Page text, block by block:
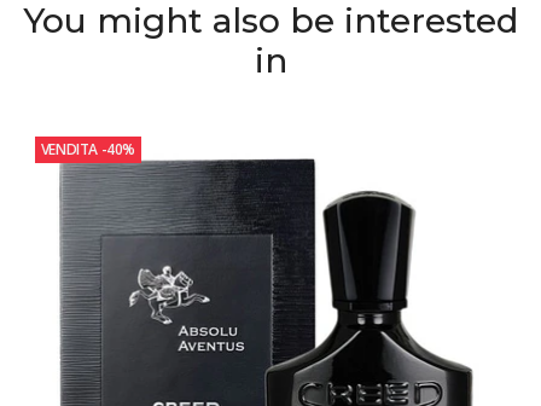
You might also be interested
in
VENDITA -40%